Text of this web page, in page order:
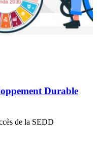
Durable
de la SEDD